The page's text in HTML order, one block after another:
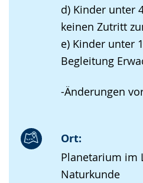
d) Kinder unter
keinen Zutritt
e) Kinder unter
Begleitung
-Änderungen
Ort:
Planetarium im
Naturkunde